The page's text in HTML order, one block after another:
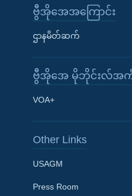
Learning English
ဘာသာစကားများ
ဗွီအိုအေအကြောင်း
ဌာနမိတ်ဆက်
ဗွီအိုအေ မိုဘိုင်းလ်အက်
VOA+
Other Links
USAGM
Press Room